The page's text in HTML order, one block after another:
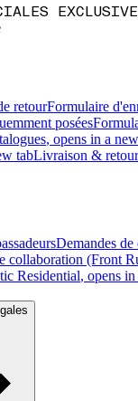
retourFormulaire
posées
, opens in a
tabLivraison &
Demandes
collaboration (Front
Residential, opens